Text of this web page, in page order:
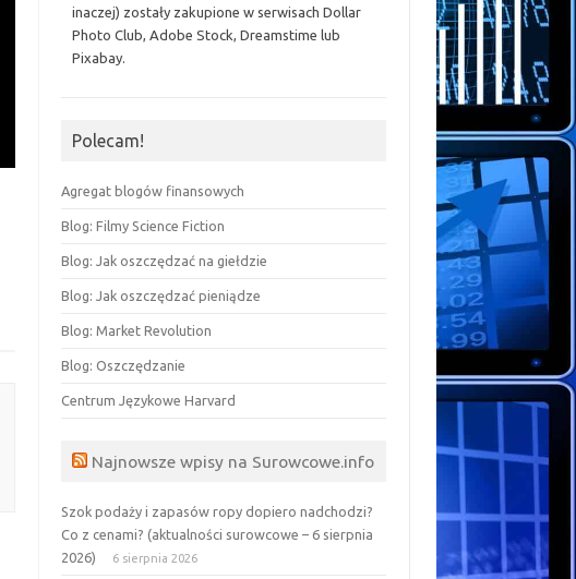
inaczej) zostały zakupione w serwisach Dollar
Photo Club, Adobe Stock, Dreamstime lub
Pixabay.
Polecam!
Agregat blogów finansowych
Blog: Filmy Science Fiction
Blog: Jak oszczędzać na giełdzie
Blog: Jak oszczędzać pieniądze
Blog: Market Revolution
Blog: Oszczędzanie
Centrum Językowe Harvard
Najnowsze wpisy na Surowcowe.info
Szok podaży i zapasów ropy dopiero nadchodzi?
Co z cenami? (aktualności surowcowe – 6 sierpnia
2026)
6 sierpnia 2026